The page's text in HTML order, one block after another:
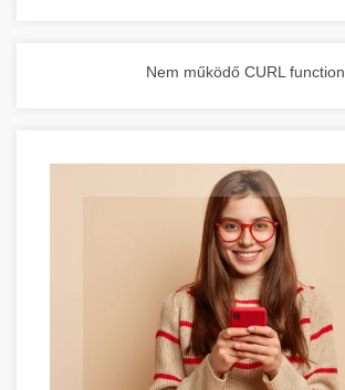
Nem működő CURL function.